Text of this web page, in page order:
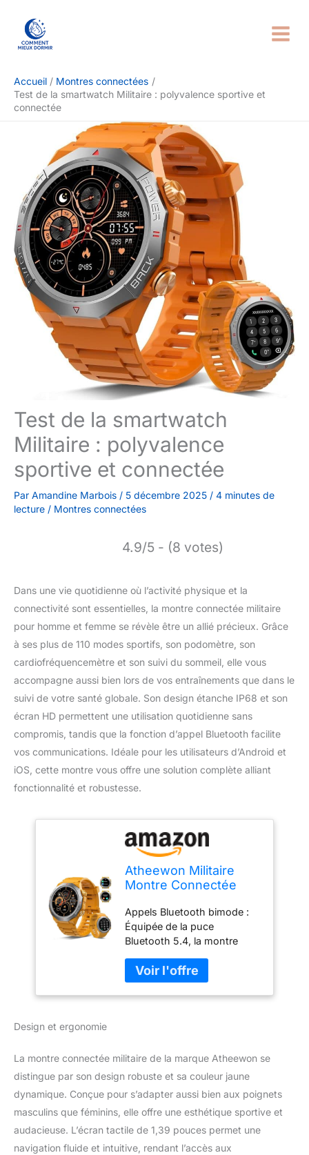
contenu
Accueil
Montres connectées
Test de la smartwatch Militaire : polyvalence sportive et
connectée
Test de la smartwatch
Militaire : polyvalence
sportive et connectée
Par Amandine Marbois / 5 décembre 2025 / 4 minutes de
lecture / Montres connectées
4.9/5 - (8 votes)
Dans une vie quotidienne où l’activité physique et la
connectivité sont essentielles, la montre connectée militaire
pour homme et femme se révèle être un allié précieux. Grâce
à ses plus de 110 modes sportifs, son podomètre, son
cardiofréquencemètre et son suivi du sommeil, elle vous
accompagne aussi bien lors de vos entraînements que dans le
suivi de votre santé globale. Son design étanche IP68 et son
écran HD permettent une utilisation quotidienne sans
compromis, tandis que la fonction d’appel Bluetooth facilite
vos communications. Idéale pour les utilisateurs d’Android et
iOS, cette montre vous offre une solution complète alliant
fonctionnalité et robustesse.
Atheewon Militaire
Montre Connectée
Appel Bluetooth, 1.39"
HD Smartwatch Motre
Sport avec 110+
Modes Sportifs,
Podometre
Cardiofrequencemetre
Sommeil, IP68 pour
Appels Bluetooth bimode :
Équipée de la puce
Bluetooth 5.4, la montre
rapide et plus stable. Son
haut-parleur intégré de 60
dB et son microphone
smartphone, vous pouvez
facilement recevoir, passer
et raccrocher des appels.
Notifications et assistant
vocal : La smartwatch S10 se
connecte à votre
smartphone, vous
Design et ergonomie
La montre connectée militaire de la marque Atheewon se
distingue par son design robuste et sa couleur jaune
dynamique. Conçue pour s’adapter aussi bien aux poignets
masculins que féminins, elle offre une esthétique sportive et
audacieuse. L’écran tactile de 1,39 pouces permet une
navigation fluide et intuitive, rendant l’accès aux